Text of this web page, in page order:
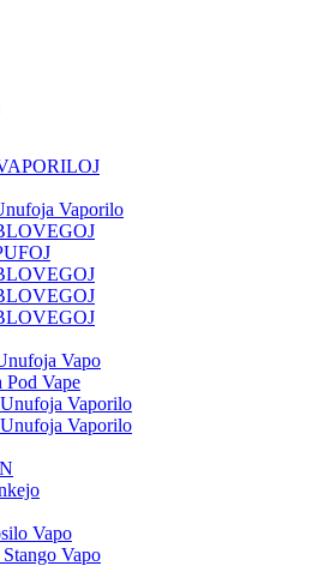
Vaporilo
Vapo
Vape
Vaporilo
Vaporilo
Vapo
Vapo